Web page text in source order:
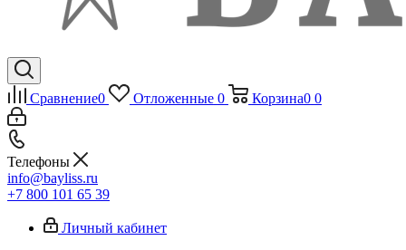
Сравнение0 Отложенные 0 Корзина0 0
Телефоны
info@bayliss.ru
+7 800 101 65 39
Личный кабинет